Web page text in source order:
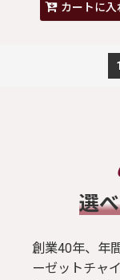
カートに入
1
選
創業40年、年
ーゼットチャ